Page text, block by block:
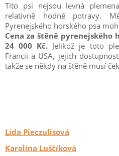
Tito psi nejsou levná
relativně hodně potravy.
Pyrenejského horského psa
Cena za štěně pyrenejského
24 000 Kč. Jelikož je toto
Francii a USA, jejich
takže se někdy na štěně musí
Lída Pieczulisová
Karolína Luščíková